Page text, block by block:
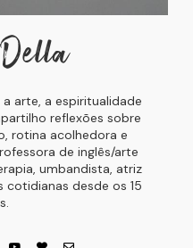
a arte, a espiritualidade
reflexões sobre
rotina acolhedora e
de inglês/arte
umbandista, atriz
cotidianas desde os 15